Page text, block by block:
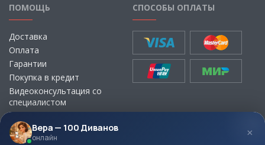
ПОМОЩЬ
Доставка
Оплата
Гарантии
Покупка в кредит
Видеоконсультация со
специалистом
Выбор ткани для мебели без
визита в магазин
СПОСОБЫ ОПЛАТЫ
Вера — 100 Диванов
онлайн ×